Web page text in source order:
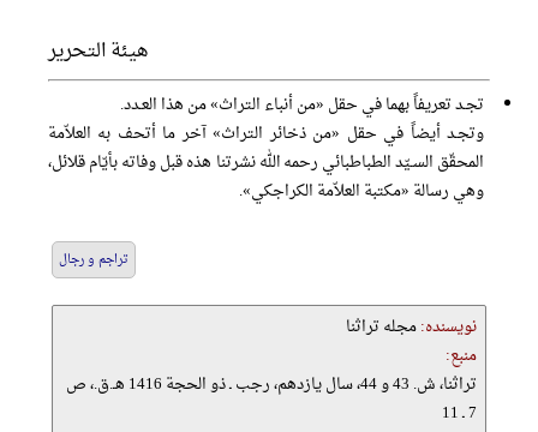
هیئة التحریر
تجـد تعريفاً بهما في حقل «من أنباء التراث» من هذا العـدد.
وتجـد أيضاً في حقل «من ذخائر التراث» آخر ما أتحف به العلاّمة
المحقّق السـيّد الطباطبائي رحمه الله نشرتنا هذه قبل وفاته بأيّام قلائل،
وهي رسالة «مكتبة العلاّمة الكراجكي».
تراجم و رجال
نویسنده:مجله تراثنا
منبع:
تراثنا، ش. 43 و 44، سال یازدهم، رجب ـ ذو الحجة 1416 هـ.ق.، ص
7 ـ 11